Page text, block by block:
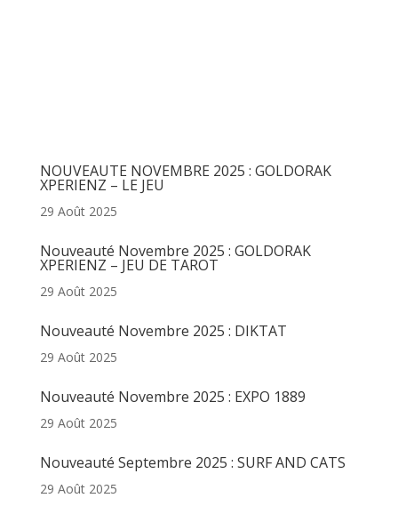
NOUVEAUTE NOVEMBRE 2025 : GOLDORAK
XPERIENZ – LE JEU
29 Août 2025
Nouveauté Novembre 2025 : GOLDORAK
XPERIENZ – JEU DE TAROT
29 Août 2025
Nouveauté Novembre 2025 : DIKTAT
29 Août 2025
Nouveauté Novembre 2025 : EXPO 1889
29 Août 2025
Nouveauté Septembre 2025 : SURF AND CATS
29 Août 2025